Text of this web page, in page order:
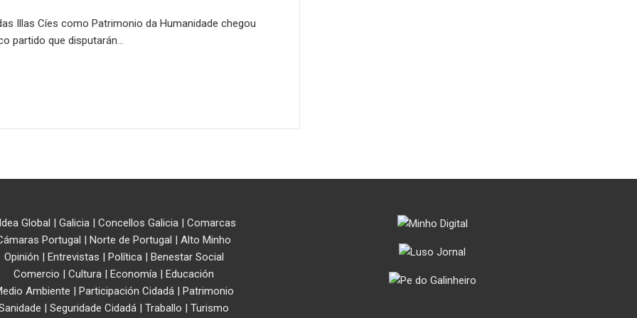
Illas Cíes como Patrimonio da Humanidade chegou
partido que disputarán…
Global | Galicia| Concellos Galicia| Comarcas
Portugal | Norte de Portugal | Alto Minho
Opinión | Entrevistas | Política| Benestar Social
Comercio | Cultura | Economía | Educación
Ambiente | Participación Cidadá| Patrimonio
| Seguridade Cidadá | Traballo | Turismo